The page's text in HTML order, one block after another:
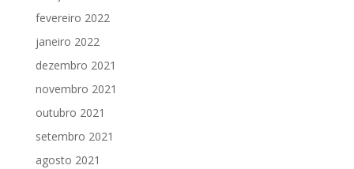
fevereiro 2022
janeiro 2022
dezembro 2021
novembro 2021
outubro 2021
setembro 2021
agosto 2021